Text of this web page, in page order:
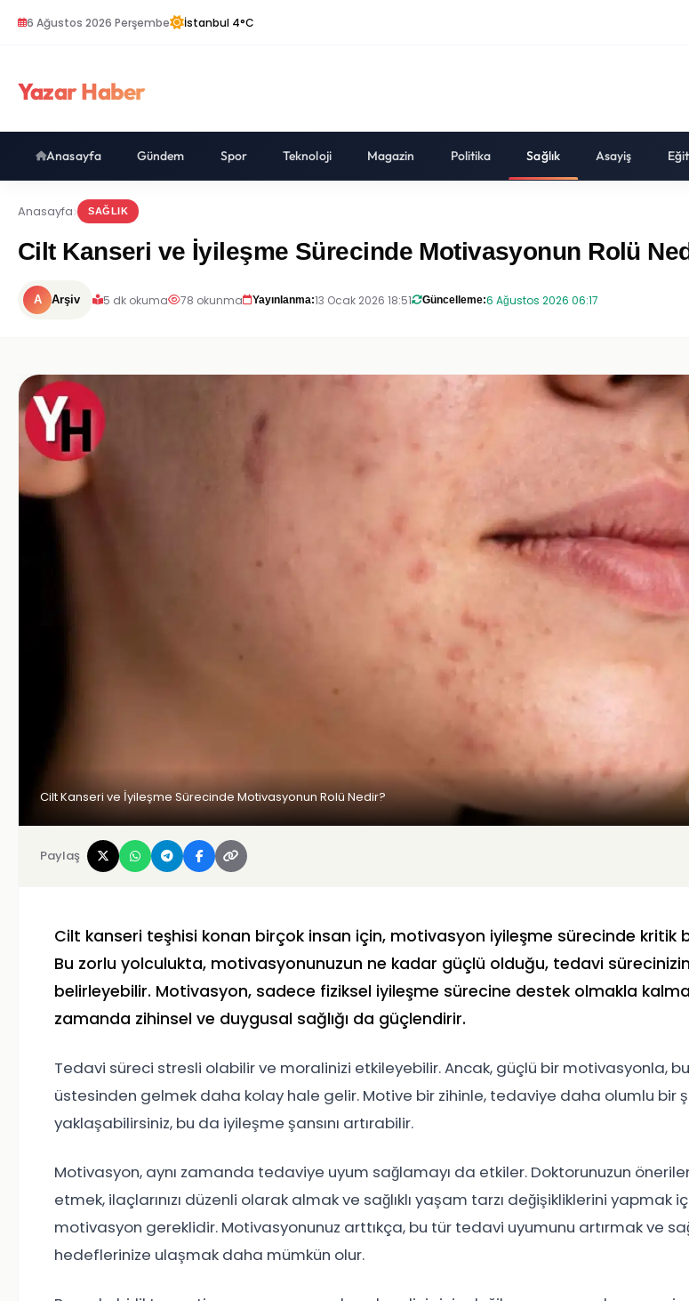
6 Ağustos 2026 Perşembe İstanbul 4°C
Yazar Haber
Anasayfa Gündem Spor Teknoloji Magazin Politika Sağlık Asayiş
Anasayfa SAĞLIK
Cilt Kanseri ve İyileşme Sürecinde Motivasyonun Rolü
A Arşiv 5 dk okuma 78 okunma Yayınlanma:13 Ocak 2026 18:51 Güncelleme:6 Ağustos 2026 06:17
Cilt Kanseri ve İyileşme Sürecinde Motivasyonun Rolü Nedir?
Paylaş
Cilt kanseri teşhisi konan birçok insan için, motivasyon iyileşme sürecinde kritik
Bu zorlu yolculukta, motivasyonunuzun ne kadar güçlü olduğu, tedavi
belirleyebilir. Motivasyon, sadece fiziksel iyileşme sürecine destek olmakla
zamanda zihinsel ve duygusal sağlığı da güçlendirir.
Tedavi süreci stresli olabilir ve moralinizi etkileyebilir. Ancak, güçlü bir motivasyonla, bu
üstesinden gelmek daha kolay hale gelir. Motive bir zihinle, tedaviye daha olumlu bir
yaklaşabilirsiniz, bu da iyileşme şansını artırabilir.
Motivasyon, aynı zamanda tedaviye uyum sağlamayı da etkiler. Doktorunuzun
etmek, ilaçlarınızı düzenli olarak almak ve sağlıklı yaşam tarzı değişikliklerini yapmak
motivasyon gereklidir. Motivasyonunuz arttıkça, bu tür tedavi uyumunu artırmak ve
hedeflerinize ulaşmak daha mümkün olur.